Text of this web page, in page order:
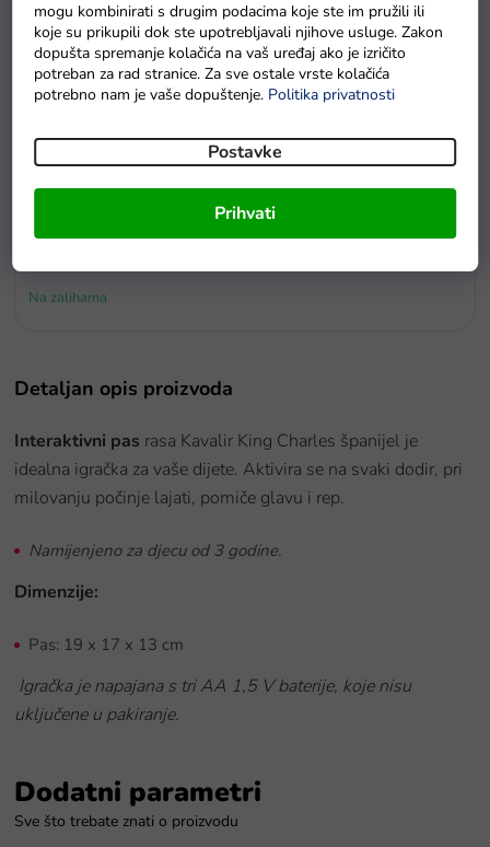
mogu kombinirati s drugim podacima koje ste im pružili ili
koje su prikupili dok ste upotrebljavali njihove usluge. Zakon
dopušta spremanje kolačića na vaš uređaj ako je izričito
potreban za rad stranice. Za sve ostale vrste kolačića
potrebno nam je vaše dopuštenje. Politika privatnosti
Postavke
Prihvati
Na zalihama
Detaljan opis proizvoda
Interaktivni pas rasa Kavalir King Charles španijel je
idealna igračka za vaše dijete. Aktivira se na svaki dodir, pri
milovanju počinje lajati, pomiče glavu i rep.
Namijenjeno za djecu od 3 godine.
Dimenzije:
Pas: 19 x 17 x 13 cm
Igračka je napajana s tri AA 1,5 V baterije, koje nisu
uključene u pakiranje.
Dodatni parametri